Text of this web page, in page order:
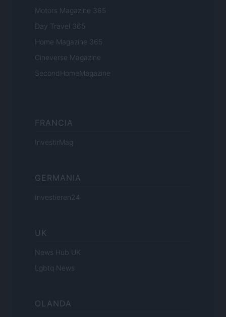
Motors Magazine 365
Day Travel 365
Home Magazine 365
Cineverse Magazine
SecondHomeMagazine
FRANCIA
InvestirMag
GERMANIA
Investieren24
UK
News Hub UK
Lgbtq News
OLANDA